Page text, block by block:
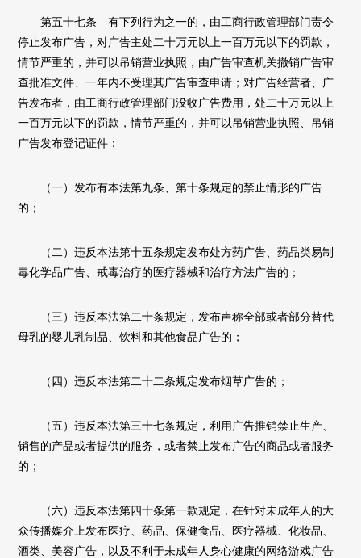
第五十七条 有下列行为之一的，由工商行政管理部门责令
停止发布广告，对广告主处二十万元以上一百万元以下的罚款，
情节严重的，并可以吊销营业执照，由广告审查机关撤销广告审
查批准文件、一年内不受理其广告审查申请；对广告经营者、广
告发布者，由工商行政管理部门没收广告费用，处二十万元以上
一百万元以下的罚款，情节严重的，并可以吊销营业执照、吊销
广告发布登记证件：
（一）发布有本法第九条、第十条规定的禁止情形的广告
的；
（二）违反本法第十五条规定发布处方药广告、药品类易制
毒化学品广告、戒毒治疗的医疗器械和治疗方法广告的；
（三）违反本法第二十条规定，发布声称全部或者部分替代
母乳的婴儿乳制品、饮料和其他食品广告的；
（四）违反本法第二十二条规定发布烟草广告的；
（五）违反本法第三十七条规定，利用广告推销禁止生产、
销售的产品或者提供的服务，或者禁止发布广告的商品或者服务
的；
（六）违反本法第四十条第一款规定，在针对未成年人的大
众传播媒介上发布医疗、药品、保健食品、医疗器械、化妆品、
酒类、美容广告，以及不利于未成年人身心健康的网络游戏广告